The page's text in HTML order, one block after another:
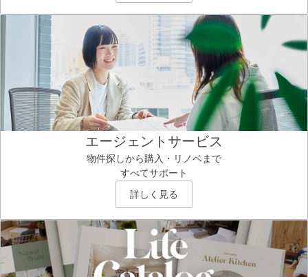
エージェントサービス
物件探しから購入・リノベまで
すべてサポート
詳しく見る